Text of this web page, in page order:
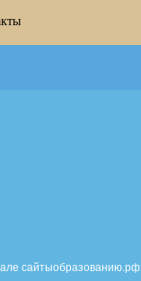
сайтыобразованию.рф